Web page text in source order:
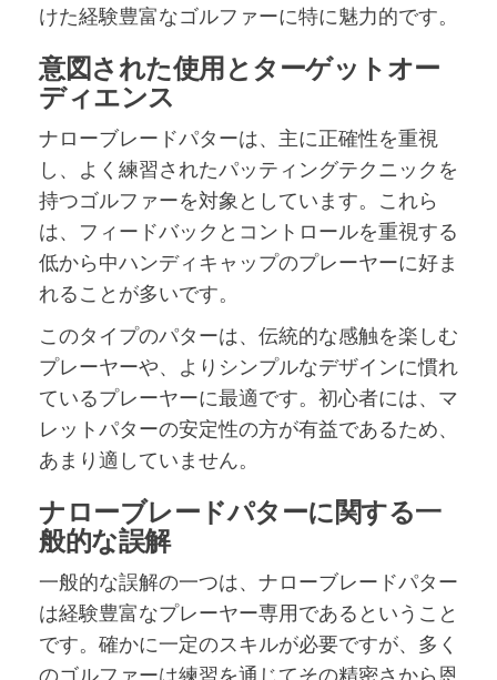
けた経験豊富なゴルファーに特に魅力的です。
意図された使用とターゲットオー
ディエンス
ナローブレードパターは、主に正確性を重視
し、よく練習されたパッティングテクニックを
持つゴルファーを対象としています。これら
は、フィードバックとコントロールを重視する
低から中ハンディキャップのプレーヤーに好ま
れることが多いです。
このタイプのパターは、伝統的な感触を楽しむ
プレーヤーや、よりシンプルなデザインに慣れ
ているプレーヤーに最適です。初心者には、マ
レットパターの安定性の方が有益であるため、
あまり適していません。
ナローブレードパターに関する一
般的な誤解
一般的な誤解の一つは、ナローブレードパター
は経験豊富なプレーヤー専用であるということ
です。確かに一定のスキルが必要ですが、多く